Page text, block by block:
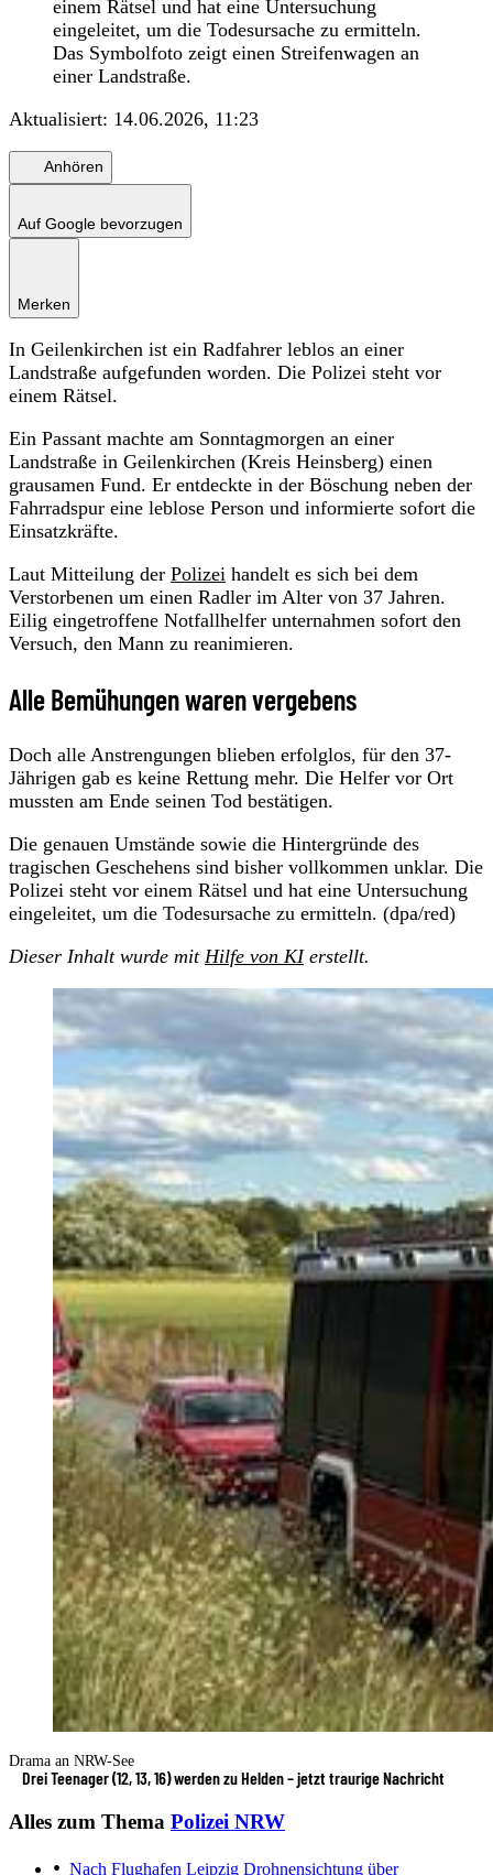
einem Rätsel und hat eine Untersuchung
eingeleitet, um die Todesursache zu ermitteln.
Das Symbolfoto zeigt einen Streifenwagen an
einer Landstraße.
Aktualisiert: 14.06.2026, 11:23
Anhören
Auf Google bevorzugen
Merken
In Geilenkirchen ist ein Radfahrer leblos an einer
Landstraße aufgefunden worden. Die Polizei steht vor
einem Rätsel.
Ein Passant machte am Sonntagmorgen an einer
Landstraße in Geilenkirchen (Kreis Heinsberg) einen
grausamen Fund. Er entdeckte in der Böschung neben der
Fahrradspur eine leblose Person und informierte sofort die
Einsatzkräfte.
Laut Mitteilung der Polizei handelt es sich bei dem
Verstorbenen um einen Radler im Alter von 37 Jahren.
Eilig eingetroffene Notfallhelfer unternahmen sofort den
Versuch, den Mann zu reanimieren.
Alle Bemühungen waren vergebens
Doch alle Anstrengungen blieben erfolglos, für den 37-
Jährigen gab es keine Rettung mehr. Die Helfer vor Ort
mussten am Ende seinen Tod bestätigen.
Die genauen Umstände sowie die Hintergründe des
tragischen Geschehens sind bisher vollkommen unklar. Die
Polizei steht vor einem Rätsel und hat eine Untersuchung
eingeleitet, um die Todesursache zu ermitteln. (dpa/red)
Dieser Inhalt wurde mit Hilfe von KIerstellt.
Drama an NRW-See
Drei Teenager (12, 13, 16) werden zu Helden – jetzt traurige Nachricht
Alles zum Thema Polizei NRW
Nach Flughafen Leipzig Drohnensichtung über